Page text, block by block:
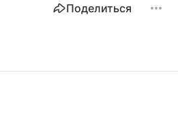
Поделиться